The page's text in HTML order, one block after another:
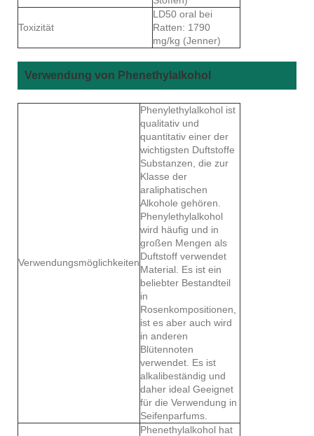
Toxizität
LD50 oral bei
Ratten: 1790
mg/kg (Jenner)
Verwendung von Phenethylalkohol
Verwendungsmöglichkeiten
Phenylethylalkohol ist
qualitativ und
quantitativ einer der
wichtigsten Duftstoffe
Substanzen, die zur
Klasse der
araliphatischen
Alkohole gehören.
Phenylethylalkohol
wird häufig und in
großen Mengen als
Duftstoff verwendet
Material. Es ist ein
beliebter Bestandteil
in
Rosenkompositionen,
ist es aber auch wird
in anderen
Blütennoten
verwendet. Es ist
alkalibeständig und
daher ideal Geeignet
für die Verwendung in
Seifenparfums.
Phenethylalkohol hat